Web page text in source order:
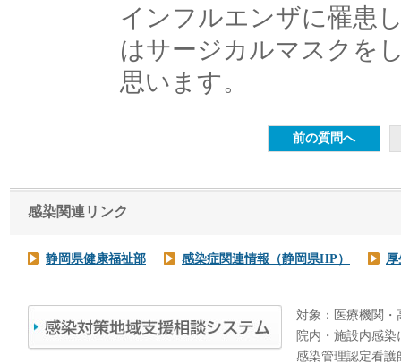
インフルエンザに罹患
はサージカルマスクを
思います。
感染関連リンク
静岡県健康福祉部 感染症関連情報（静岡県HP）
対象：医療機関・
院内・施設内感
感染管理認定看